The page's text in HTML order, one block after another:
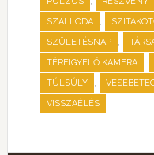
SZÁLLODA ,
SZÜLETÉSNAP ,
TÉRFIGYELŐ KAMERA ,
TÚLSÚLY ,
VISSZAÉLÉS